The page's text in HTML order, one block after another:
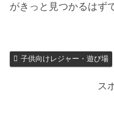
がきっと見つかるはず
子供向けレジャー・遊び場
ス